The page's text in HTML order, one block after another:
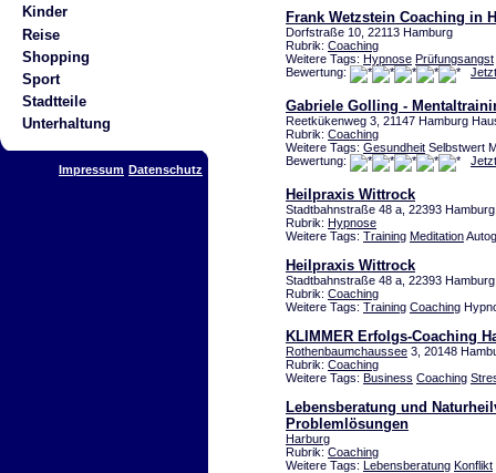
Kinder
Reise
Shopping
Sport
Stadtteile
Unterhaltung
Impressum Datenschutz
Frank Wetzstein Coaching in
Dorfstraße 10, 22113 Hamburg
Rubrik: Coaching
Weitere Tags: Hypnose Prüfungsangst
Bewertung:
Gabriele Golling -
Reetkükenweg 3, 21147 Hamburg
Rubrik: Coaching
Weitere Tags: Gesundheit Selbstwert
Bewertung:
Heilpraxis Wittrock
Stadtbahnstraße 48 a, 22393
Rubrik: Hypnose
Weitere Tags: Training Meditation
Heilpraxis Wittrock
Stadtbahnstraße 48 a, 22393 Hamburg
Rubrik: Coaching
Weitere Tags: Training Coaching
KLIMMER Erfolgs-Coaching
Rothenbaumchaussee 3, 20148
Rubrik: Coaching
Weitere Tags: Business Coaching
Lebensberatung und
Problemlösungen
Harburg
Rubrik: Coaching
Weitere Tags: Lebensberatung Konflikt